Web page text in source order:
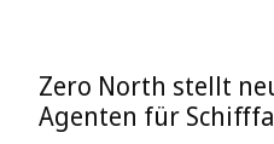
Zero North stellt
Agenten für